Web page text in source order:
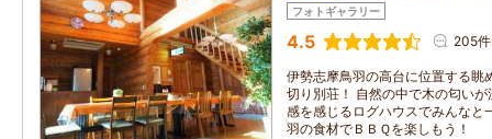
フォトギャラリー
4.5 205件
伊勢志摩鳥羽の高台に位置する眺
切り別荘！ 自然の中で木の匂い
感を感じるログハウスでみんなと
羽の食材でＢＢＱを楽しもう！